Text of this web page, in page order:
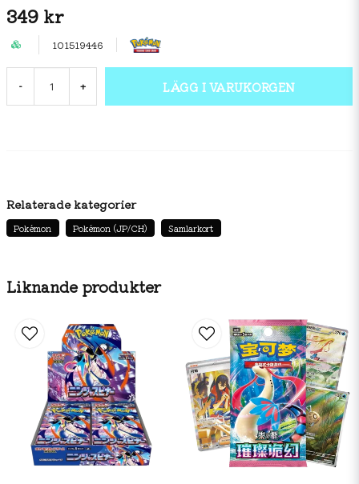
349 kr
101519446
- + LÄGG I VARUKORGEN
Liknande produkter
Relaterade kategorier
Pokémon Pokémon (JP/CH) Samlarkort